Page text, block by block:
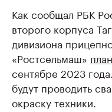
Как сообщал РБК
второго корпуса
дивизиона
«Ростсельмаш»
сентябре 2023
будут проводить
окраску техники.